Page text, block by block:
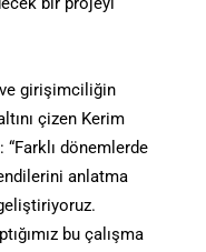
girişimciliğin
çizen Kerim
dönemlerde
anlatma
bu çalışma